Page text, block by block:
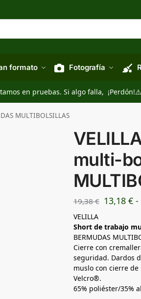
formato Fotografía
en pruebas. Si algo falla, ¡Perdón!⚠️
MULTIBOLSILLAS
multi-
19,38€ 13,18 € -
VELILLA
Short de trabajo
BERMUDAS
Cierre con
seguridad. Dardos
muslo con cierre
Velcro®.
65% poliéster/35%